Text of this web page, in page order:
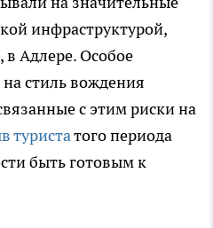
инфраструктурой,
Адлере. Особое
стиль вождения
с этим риски на
туристатого периода
быть готовым к